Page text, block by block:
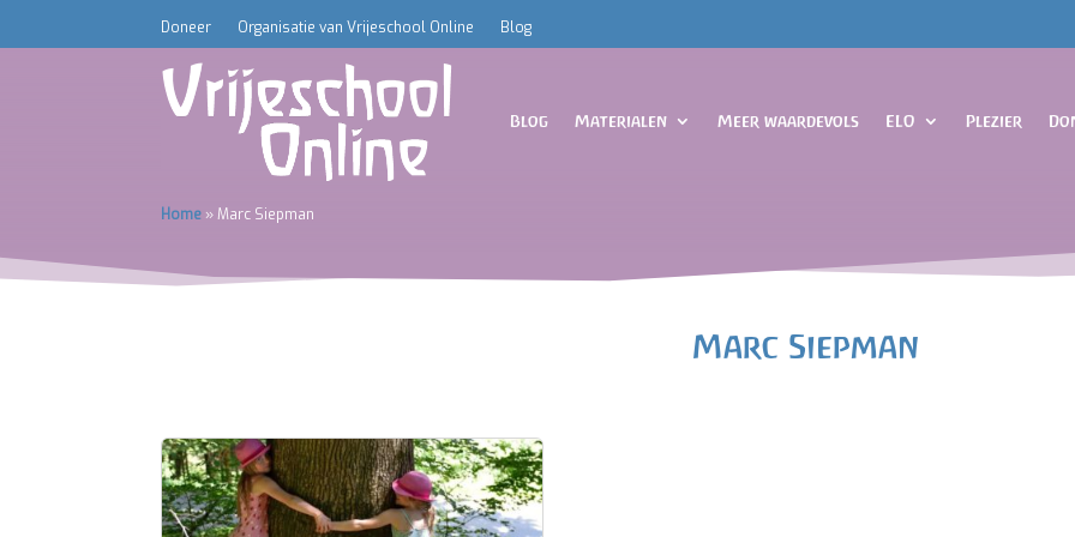
Doneer Organisatie van Vrijeschool Online Blog
Blog Materialen Meer waardevols ELO Plezier
Home »Marc Siepman
Marc Siepman